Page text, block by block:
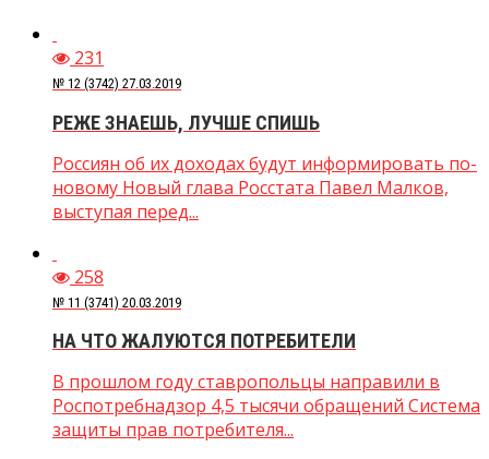
231
№ 12 (3742) 27.03.2019
РЕЖЕ ЗНАЕШЬ, ЛУЧШЕ СПИШЬ
Россиян об их доходах будут информировать по-
новому Новый глава Росстата Павел Малков,
выступая перед...
258
№ 11 (3741) 20.03.2019
НА ЧТО ЖАЛУЮТСЯ ПОТРЕБИТЕЛИ
В прошлом году ставропольцы направили в
Роспотребнадзор 4,5 тысячи обращений Система
защиты прав потребителя...